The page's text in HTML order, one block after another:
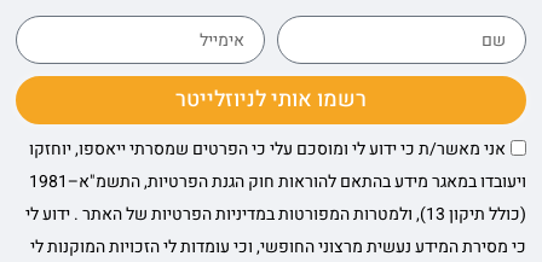
רשמו אותי לניוזלייטר
אני מאשר/ת כי ידוע לי ומוסכם עלי כי הפרטים שמסרתי ייאספו, יוחזקו
ויעובדו במאגר מידע בהתאם להוראות חוק הגנת הפרטיות, התשמ"א–1981
(כולל תיקון 13), ולמטרות המפורטות במדיניות הפרטיות של האתר . ידוע לי
כי מסירת המידע נעשית מרצוני החופשי, וכי עומדות לי הזכויות המוקנות לי